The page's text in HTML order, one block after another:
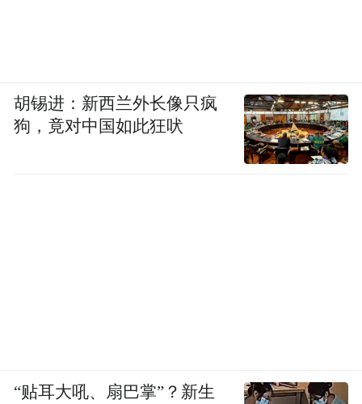
胡锡进：新西兰外长像只疯
狗，竟对中国如此狂吠
“贴耳大吼、扇巴掌”？新生